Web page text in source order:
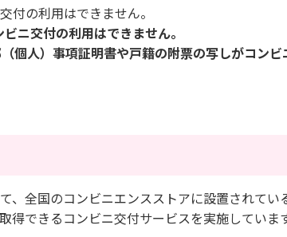
の利用はできません。
ニ交付の利用はできません。
人）事項証明書や戸籍の附票の写しがコンビ
、全国のコンビニエンスストアに設置されてい
得できるコンビニ交付サービスを実施していま